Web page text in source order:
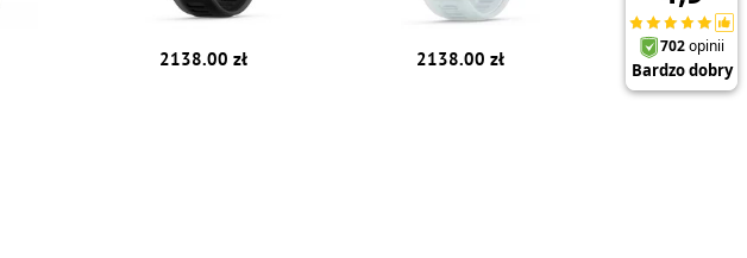
2138.00 zł 2138.00 zł